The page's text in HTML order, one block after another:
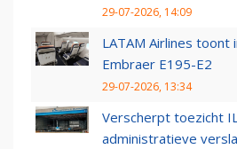
29-07-2026, 14:09
LATAM Airlines toont
Embraer E195-E2
29-07-2026, 13:34
Verscherpt toezicht
administratieve